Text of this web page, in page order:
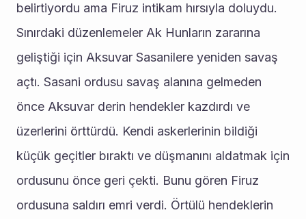
belirtiyordu ama Firuz intikam hırsıyla doluydu.
Sınırdaki düzenlemeler Ak Hunların zararına
geliştiği için Aksuvar Sasanilere yeniden savaş
açtı. Sasani ordusu savaş alanına gelmeden
önce Aksuvar derin hendekler kazdırdı ve
üzerlerini örttürdü. Kendi askerlerinin bildiği
küçük geçitler bıraktı ve düşmanını aldatmak için
ordusunu önce geri çekti. Bunu gören Firuz
ordusuna saldırı emri verdi. Örtülü hendeklerin